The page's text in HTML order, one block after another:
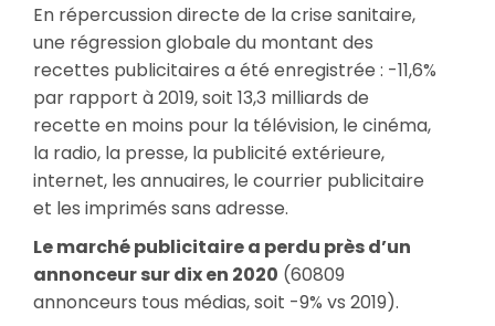
En répercussion directe de la crise sanitaire,
une régression globale du montant des
recettes publicitaires a été enregistrée : -11,6%
par rapport à 2019, soit 13,3 milliards de
recette en moins pour la télévision, le cinéma,
la radio, la presse, la publicité extérieure,
internet, les annuaires, le courrier publicitaire
et les imprimés sans adresse.
Le marché publicitaire a perdu près d’un
annonceur sur dix en 2020 (60809
annonceurs tous médias, soit -9% vs 2019).